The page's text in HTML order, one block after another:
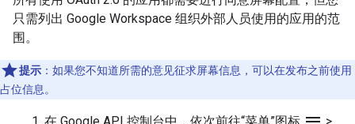
只需列出 Google Workspace 组织外部人员使用的应用的范
围。
提示 ：如果您不知道所需的意见征求屏幕信息，可以在发布之前使用
占位信息。
在 Google API 控制台中，依次前往“菜单”图标
>